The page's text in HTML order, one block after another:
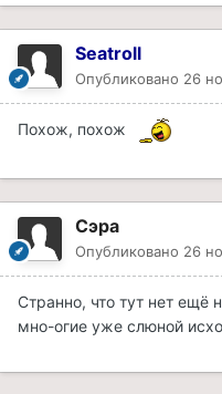
Seatroll
Опубликовано 26
Похож, похож
Сэра
Опубликовано 26
Странно, что тут нет ещё
мно-огие уже слюной